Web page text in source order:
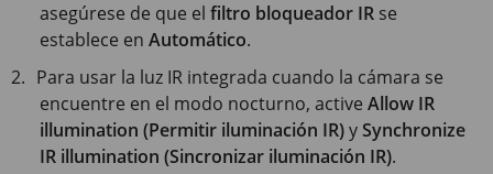
asegúrese de que el filtro bloqueador IR se
establece en Automático.
Para usar la luz IR integrada cuando la cámara se
encuentre en el modo nocturno, active Allow IR
illumination (Permitir iluminación IR)ySynchronize
IR illumination (Sincronizar iluminación IR).